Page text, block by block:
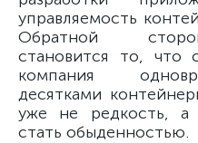
управляемость
Обратной
становится то, что
компания
десятками
уже не редкость,
стать обыденностью.